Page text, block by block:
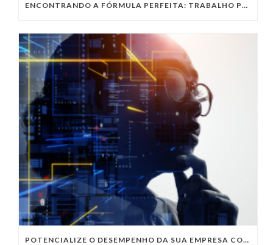
ENCONTRANDO A FÓRMULA PERFEITA: TRABALHO PRESENCIAL, HOME OFFICE OU TRABALHO HÍBRIDO?
POTENCIALIZE O DESEMPENHO DA SUA EMPRESA COM OS SERVIÇOS DE TI DA VIVO VITA